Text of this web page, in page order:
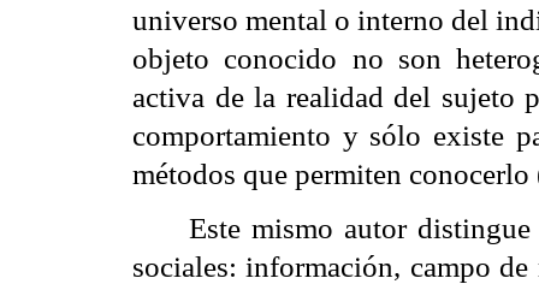
universo mental o interno del
objeto conocido no son
activa de la realidad del sujeto
comportamiento y sólo existe
métodos que permiten
Este mismo autor distingue
sociales: información, campo